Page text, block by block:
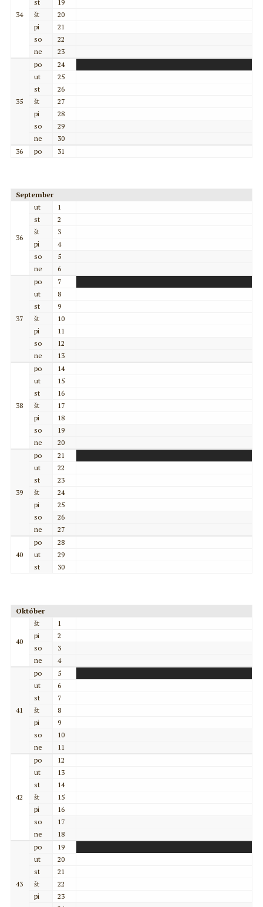
34
st
19
št
20
pi
21
so
22
ne
23
35
po
24
ut
25
st
26
št
27
pi
28
so
29
ne
30
36
po 31
September
36
ut
1
st
2
št
3
pi
4
so
5
ne
6
37
po
7
ut
8
st
9
št
10
pi
11
so
12
ne
13
38
po
14
ut
15
st
16
št
17
pi
18
so
19
ne
20
39
po
21
ut
22
st
23
št
24
pi
25
so
26
ne
27
40
po
28
ut
29
st
30
Október
40
št
1
pi
2
so
3
ne
4
41
po
5
ut
6
st
7
št
8
pi
9
so
10
ne
11
42
po
12
ut
13
st
14
št
15
pi
16
so
17
ne
18
43
po
19
ut
20
st
21
št
22
pi
23